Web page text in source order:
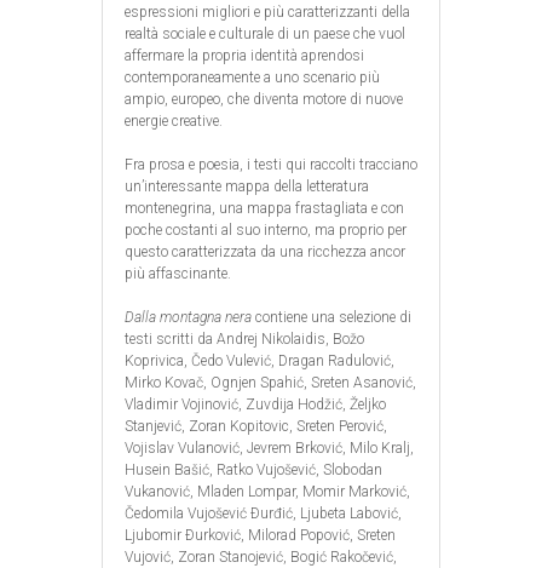
espressioni migliori e più caratterizzanti della
realtà sociale e culturale di un paese che vuol
affermare la propria identità aprendosi
contemporaneamente a uno scenario più
ampio, europeo, che diventa motore di nuove
energie creative.
Fra prosa e poesia, i testi qui raccolti tracciano
un’interessante mappa della letteratura
montenegrina, una mappa frastagliata e con
poche costanti al suo interno, ma proprio per
questo caratterizzata da una ricchezza ancor
più affascinante.
Dalla montagna nera contiene una selezione di
testi scritti da Andrej Nikolaidis, Božo
Koprivica, Čedo Vulević, Dragan Radulović,
Mirko Kovač, Ognjen Spahić, Sreten Asanović,
Vladimir Vojinović, Zuvdija Hodžić, Željko
Stanjević, Zoran Kopitovic, Sreten Perović,
Vojislav Vulanović, Jevrem Brković, Milo Kralj,
Husein Bašić, Ratko Vujošević, Slobodan
Vukanović, Mladen Lompar, Momir Marković,
Čedomila Vujošević Ðurđić, Ljubeta Labović,
Ljubomir Ðurković, Milorad Popović, Sreten
Vujović, Zoran Stanojević, Bogić Rakočević,